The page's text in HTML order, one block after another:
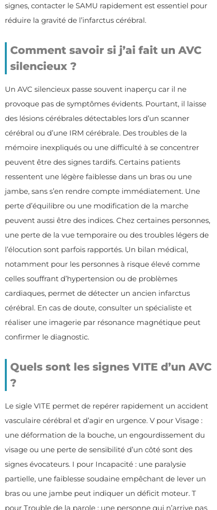
signes, contacter le SAMU rapidement est essentiel pour
réduire la gravité de l’infarctus cérébral.
Comment savoir si j’ai fait un AVC
silencieux ?
Un AVC silencieux passe souvent inaperçu car il ne
provoque pas de symptômes évidents. Pourtant, il laisse
des lésions cérébrales détectables lors d’un scanner
cérébral ou d’une IRM cérébrale. Des troubles de la
mémoire inexpliqués ou une difficulté à se concentrer
peuvent être des signes tardifs. Certains patients
ressentent une légère faiblesse dans un bras ou une
jambe, sans s’en rendre compte immédiatement. Une
perte d’équilibre ou une modification de la marche
peuvent aussi être des indices. Chez certaines personnes,
une perte de la vue temporaire ou des troubles légers de
l’élocution sont parfois rapportés. Un bilan médical,
notamment pour les personnes à risque élevé comme
celles souffrant d’hypertension ou de problèmes
cardiaques, permet de détecter un ancien infarctus
cérébral. En cas de doute, consulter un spécialiste et
réaliser une imagerie par résonance magnétique peut
confirmer le diagnostic.
Quels sont les signes VITE d’un AVC
?
Le sigle VITE permet de repérer rapidement un accident
vasculaire cérébral et d’agir en urgence. V pour Visage :
une déformation de la bouche, un engourdissement du
visage ou une perte de sensibilité d’un côté sont des
signes évocateurs. I pour Incapacité : une paralysie
partielle, une faiblesse soudaine empêchant de lever un
bras ou une jambe peut indiquer un déficit moteur. T
pour Trouble de la parole : une personne qui n’arrive pas